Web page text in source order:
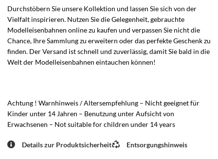
Durchstöbern Sie unsere Kollektion und lassen Sie sich von der
Vielfalt inspirieren. Nutzen Sie die Gelegenheit, gebrauchte
Modelleisenbahnen online zu kaufen und verpassen Sie nicht die
Chance, Ihre Sammlung zu erweitern oder das perfekte Geschenk zu
finden. Der Versand ist schnell und zuverlässig, damit Sie bald in die
Welt der Modelleisenbahnen eintauchen können!
Achtung ! Warnhinweis / Altersempfehlung – Nicht geeignet für
Kinder unter 14 Jahren – Benutzung unter Aufsicht von
Erwachsenen – Not suitable for children under 14 years
Details zur Produktsicherheit Entsorgungshinweis